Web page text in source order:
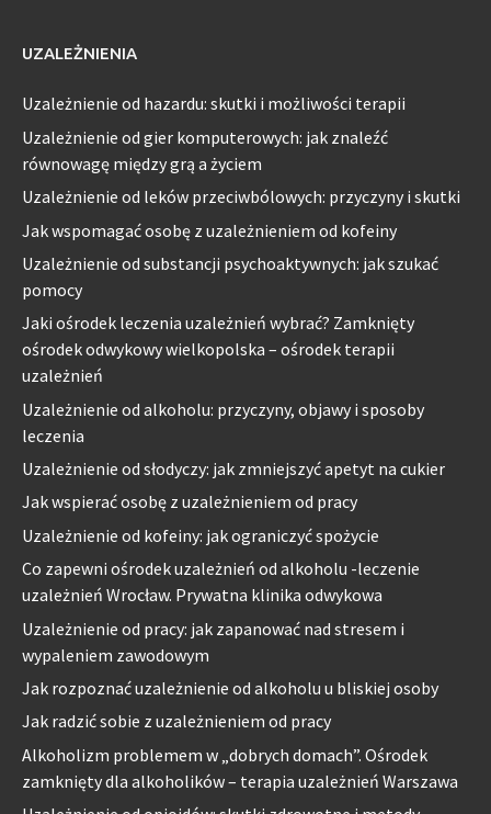
UZALEŻNIENIA
Uzależnienie od hazardu: skutki i możliwości terapii
Uzależnienie od gier komputerowych: jak znaleźć
równowagę między grą a życiem
Uzależnienie od leków przeciwbólowych: przyczyny i skutki
Jak wspomagać osobę z uzależnieniem od kofeiny
Uzależnienie od substancji psychoaktywnych: jak szukać
pomocy
Jaki ośrodek leczenia uzależnień wybrać? Zamknięty
ośrodek odwykowy wielkopolska – ośrodek terapii
uzależnień
Uzależnienie od alkoholu: przyczyny, objawy i sposoby
leczenia
Uzależnienie od słodyczy: jak zmniejszyć apetyt na cukier
Jak wspierać osobę z uzależnieniem od pracy
Uzależnienie od kofeiny: jak ograniczyć spożycie
Co zapewni ośrodek uzależnień od alkoholu -leczenie
uzależnień Wrocław. Prywatna klinika odwykowa
Uzależnienie od pracy: jak zapanować nad stresem i
wypaleniem zawodowym
Jak rozpoznać uzależnienie od alkoholu u bliskiej osoby
Jak radzić sobie z uzależnieniem od pracy
Alkoholizm problemem w „dobrych domach”. Ośrodek
zamknięty dla alkoholików – terapia uzależnień Warszawa